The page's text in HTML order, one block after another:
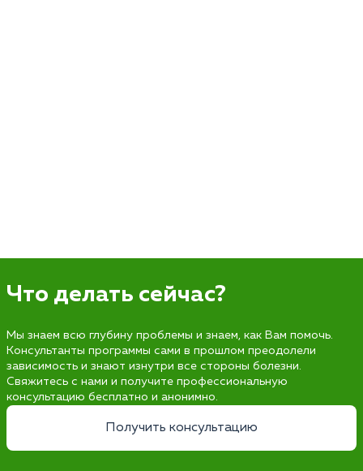
Что делать сейчас?
Мы знаем всю глубину проблемы и знаем, как Вам помочь.
Консультанты программы сами в прошлом преодолели
зависимость и знают изнутри все стороны болезни.
Свяжитесь с нами и получите профессиональную
консультацию бесплатно и анонимно.
Получить консультацию